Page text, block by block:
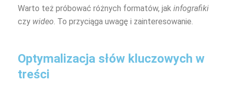
Warto też próbować różnych formatów, jak infografiki
czy wideo . To przyciąga uwagę i zainteresowanie.
Optymalizacja słów kluczowych w
treści